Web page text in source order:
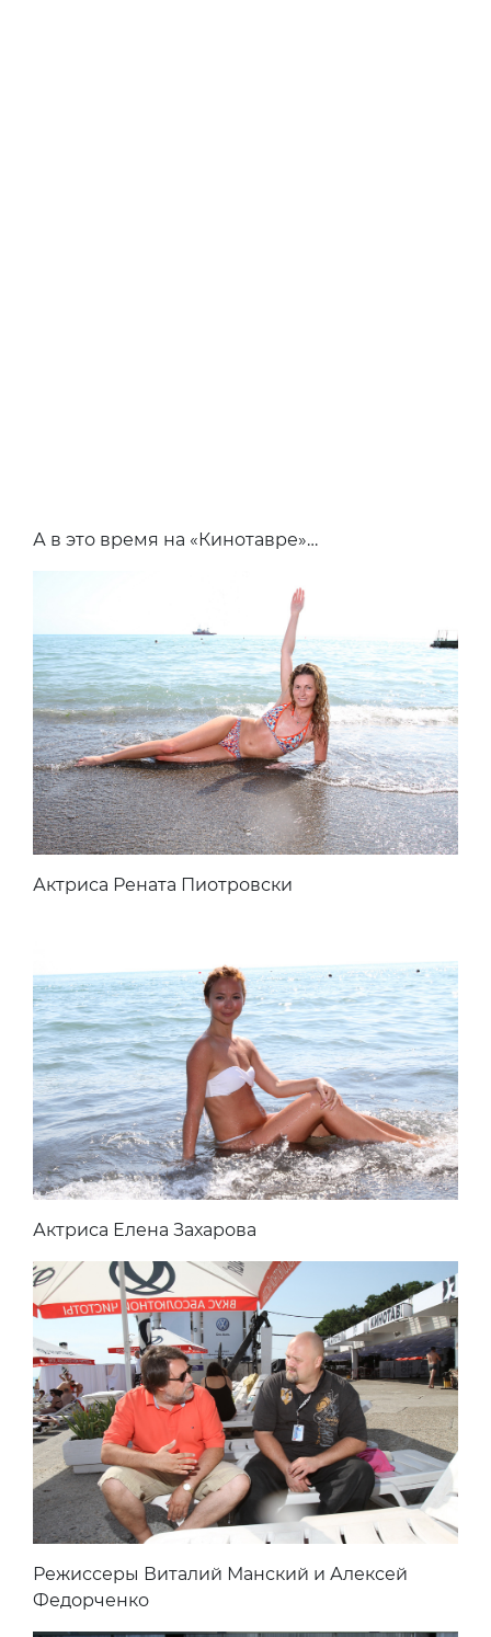
А в это время на «Кинотавре»…
Актриса Рената Пиотровски
Актриса Елена Захарова
Режиссеры Виталий Манский и Алексей
Федорченко